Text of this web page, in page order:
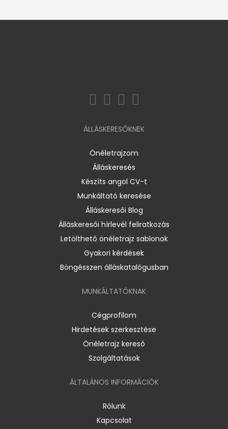
ÁLLÁSKERESŐKNEK
Önéletrajzom
Álláskeresés
Készíts angol CV-t
Munkáltató keresése
Álláskeresői Blog
Álláskeresői hírlevél feliratkozás
Letölthető önéletrajz sablonok
Gyakori kérdések
Böngésszen álláskatalógusban
MUNKÁLTATÓKNAK
Cégprofilom
Hirdetések szerkesztése
Önéletrajz kereső
Szolgáltatások
ÁLTALÁNOS INFORMÁCIÓK
Rólunk
Kapcsolat